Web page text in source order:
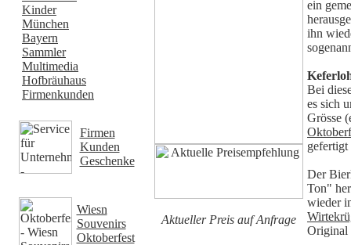
Kinder
München
Bayern
Sammler
Multimedia
Hofbräuhaus
Firmenkunden
Firmen
Kunden
Geschenke
Wiesn
Souvenirs
Oktoberfest
Aktueller Preis auf Anfrage
ein
ihn
Bei
es sich
Grösse
Der
Ton"
wieder
Original